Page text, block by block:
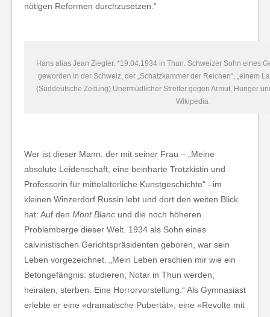
nötigen Reformen durchzusetzen.“
Hans alias Jean Ziegler. *19.04.1934 in Thun. Schweizer Sohn eines
geworden in der Schweiz, der „Schatzkammer der Reichen“, „einem
(Süddeutsche Zeitung) Unermüdlicher Streiter gegen Armut, Hunger
Wikipedia
Wer ist dieser Mann, der mit seiner Frau – „Meine
absolute Leidenschaft, eine beinharte Trotzkistin und
Professorin für mittelalterliche Kunstgeschichte“ –im
kleinen Winzerdorf Russin lebt und dort den weiten Blick
hat: Auf den Mont Blanc und die noch höheren
Problemberge dieser Welt. 1934 als Sohn eines
calvinistischen Gerichtspräsidenten geboren, war sein
Leben vorgezeichnet. „Mein Leben erschien mir wie ein
Betongefängnis: studieren, Notar in Thun werden,
heiraten, sterben. Eine Horrorvorstellung.“ Als Gymnasiast
erlebte er eine «dramatische Pubertät», eine «Revolte mit